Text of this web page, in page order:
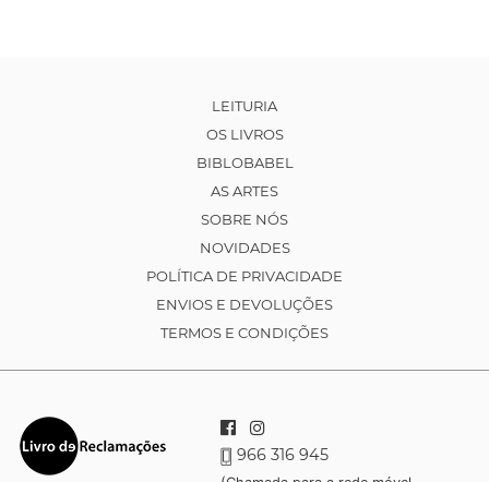
LEITURIA
OS LIVROS
BIBLOBABEL
AS ARTES
SOBRE NÓS
NOVIDADES
POLÍTICA DE PRIVACIDADE
ENVIOS E DEVOLUÇÕES
TERMOS E CONDIÇÕES
966 316 945